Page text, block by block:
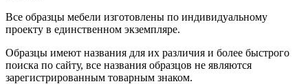
Все образцы мебели изготовлены по индивидуальному
проекту в единственном экземпляре.
Образцы имеют названия для их различия и более быстрого
поиска по сайту, все названия образцов не являются
зарегистрированным товарным знаком.